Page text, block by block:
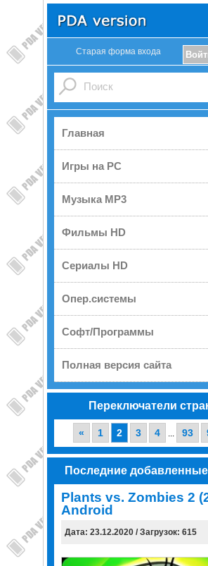
Старая форма входа
Главная
Игры на PC
Музыка MP3
Фильмы HD
Сериалы HD
Опер.системы
Софт/Программы
Полная версия сайта
Переключатели
« 1 2 3 4 ... 93
Последние
Plants vs. Zombies 2
Android
Дата: 23.12.2020 / Загрузок: 615